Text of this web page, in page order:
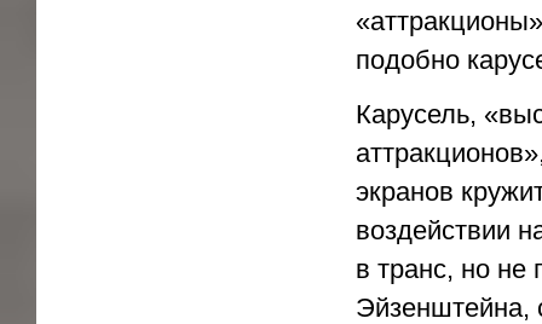
подобно
Карусель,
экранов
воздействии
в транс, но не
Эйзенштейна,